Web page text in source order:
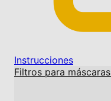
Instrucciones
Filtros para máscaras